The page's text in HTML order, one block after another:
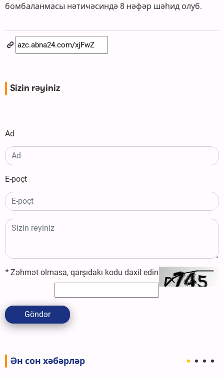
бомбаланмасы нәтиҹәсиндә 8 нәфәр шәһид олуб.
Sizin rəyiniz
Ad
E-poçt
* Zəhmət olmasa, qarşıdakı kodu daxil edin
Göndər
Ән сон хәбәрләр